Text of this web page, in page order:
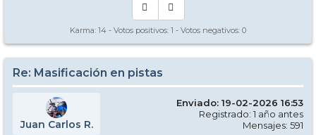
Karma: 14 - Votos positivos: 1 - Votos negativos: 0
Re: Masificación en pistas
Juan Carlos R.
Enviado: 19-02-2026 16:53
Registrado: 1 año antes
Mensajes: 591